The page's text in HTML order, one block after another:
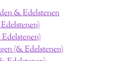
& Edelstenen
(& Edelstenen)